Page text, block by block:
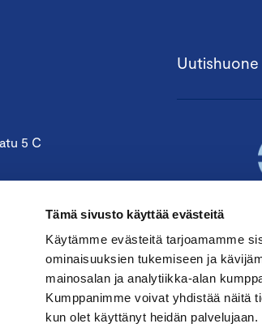
Tämä sivusto käyttää evästeitä
Käytämme evästeitä tarjoamamme
ominaisuuksien tukemiseen ja
mainosalan ja analytiikka-alan
Kumppanimme voivat yhdistää näitä
kun olet käyttänyt heidän palvelujaan.
5 C
Uutishuone